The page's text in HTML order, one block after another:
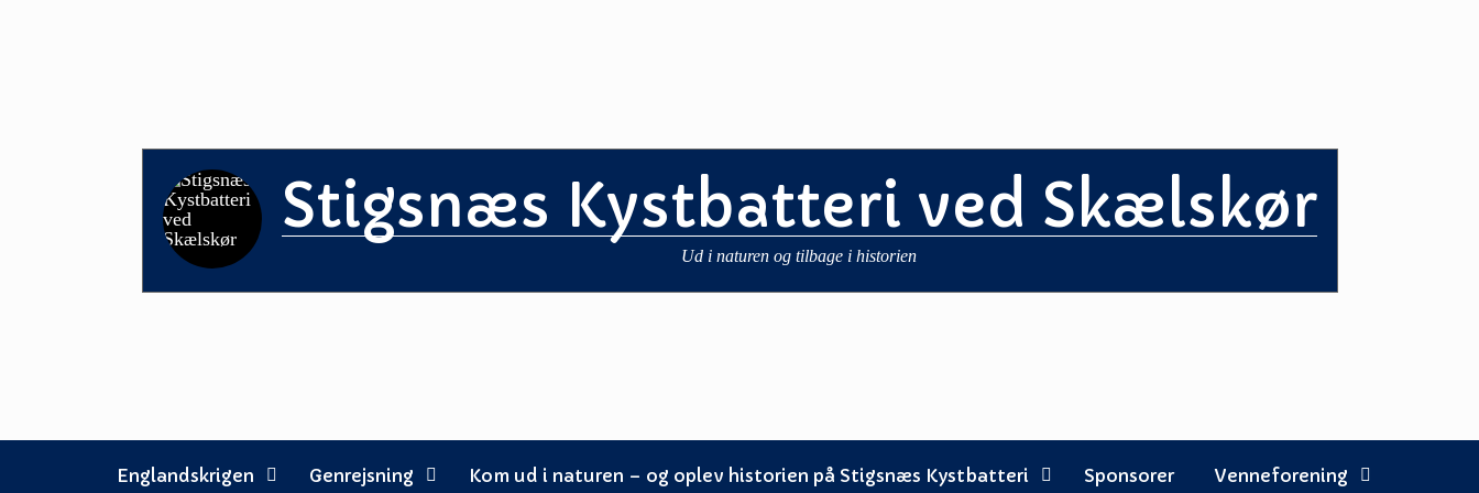
Stigsnæs Kystbatteri ved Skælskør
Ud i naturen og tilbage i historien
Englandskrigen Genrejsning Kom ud i naturen – og oplev historien på Stigsnæs Kystbatteri Sponsorer Venneforening